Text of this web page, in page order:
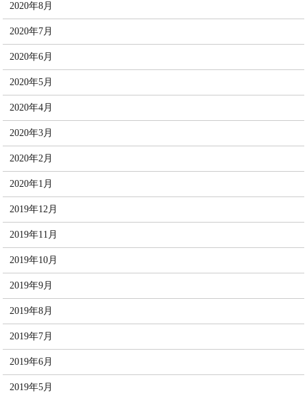
2020年8月
2020年7月
2020年6月
2020年5月
2020年4月
2020年3月
2020年2月
2020年1月
2019年12月
2019年11月
2019年10月
2019年9月
2019年8月
2019年7月
2019年6月
2019年5月